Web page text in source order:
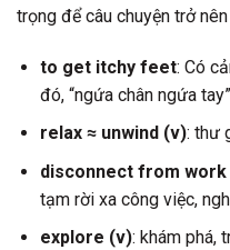
trọng để câu chuyện trở
to get itchy feet: Có
đó, “ngứa chân ngứa
relax ≈ unwind (v): thư
disconnect from
tạm rời xa công việc,
explore (v): khám phá,